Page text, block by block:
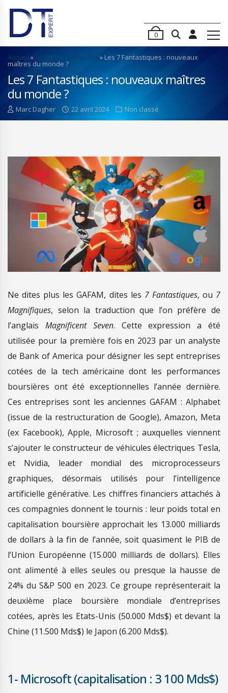
0
Accueil »Analyses de marché »Les 7 Fantastiques : nouveaux
maîtres du monde ?
Les 7 Fantastiques : nouveaux maîtres
du monde ?
Marc Dagher 22 avril 2024 Non classé
Ne dites plus les GAFAM, dites les 7 Fantastiques, ou 7
Magnifiques, selon la traduction que l’on préfère de
l’anglais Magnificent Seven. Cette expression a été
utilisée pour la première fois en 2023 par un analyste
de Bank of America pour désigner les sept entreprises
cotées de la tech américaine dont les performances
boursières ont été exceptionnelles l’année dernière.
Ces entreprises sont les anciennes GAFAM : Alphabet
(issue de la restructuration de Google), Amazon, Meta
(ex Facebook), Apple, Microsoft ; auxquelles viennent
s’ajouter le constructeur de véhicules électriques Tesla,
et Nvidia, leader mondial des microprocesseurs
graphiques, désormais utilisés pour l’intelligence
artificielle générative. Les chiffres financiers attachés à
ces compagnies donnent le tournis : leur poids total en
capitalisation boursière approchait les 13.000 milliards
de dollars à la fin de l’année, soit quasiment le PIB de
l’Union Européenne (15.000 milliards de dollars). Elles
ont alimenté à elles seules ou presque la hausse de
24% du S&P 500 en 2023. Ce groupe représenterait la
deuxième place boursière mondiale d’entreprises
cotées, après les Etats-Unis (50.000 Mds$) et devant la
Chine (11.500 Mds$) le Japon (6.200 Mds$).
1- Microsoft (capitalisation : 3 100 Mds$)